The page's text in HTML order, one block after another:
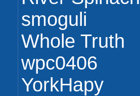
smoguli
Whole Truth
wpc0406
YorkHapy